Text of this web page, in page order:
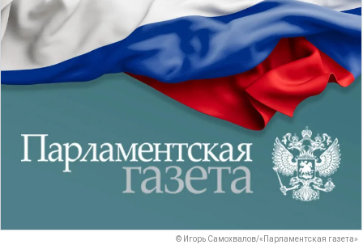
© Игорь Самохвалов/«Парламентская газета»